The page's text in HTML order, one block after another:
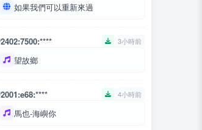
如果我們可以重新來過
2402:7500:**** 3小時前
望故鄉
2001:e68:**** 4小時前
馬也-海嶼你